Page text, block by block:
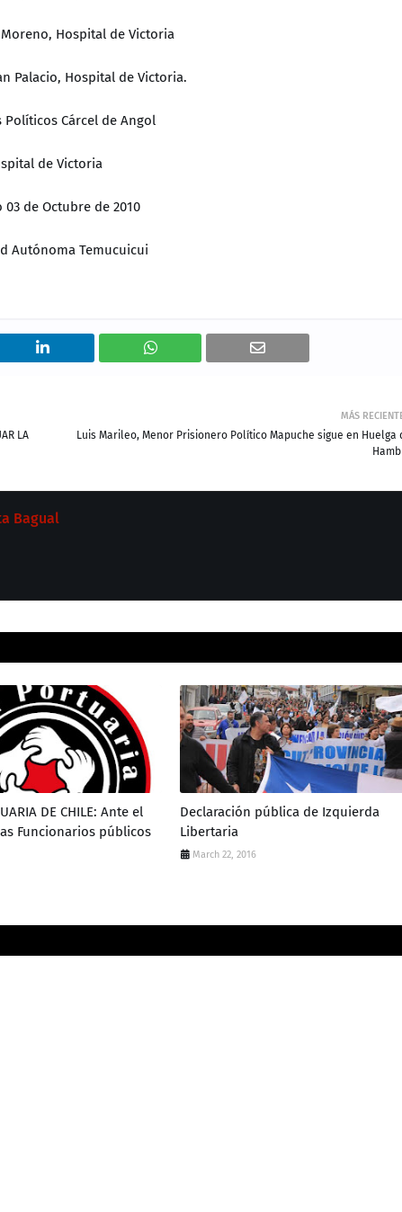
Hospital de Victoria
Palacio, Hospital de Victoria.
Políticos Cárcel de Angol
de Victoria
03 de Octubre de 2010
Autónoma Temucuicui
MÁS
Luis Marileo, Menor Prisionero Político Mapuche sigue en Huelga
LA
Bagual
DE CHILE: Ante el
Funcionarios públicos
Declaración pública de Izquierda
Libertaria
March 22, 2016